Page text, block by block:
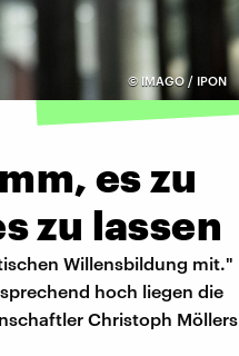
© IMAGO / IPON
es zu
zu lassen
Willensbildung mit."
hoch liegen die
Christoph Möllers